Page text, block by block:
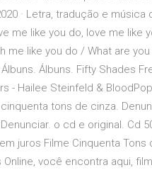
· Letra, tradução e música
me like you do, love me
me like you do / What are
Álbuns. Fifty Shades
- Hailee Steinfeld &
tons de cinza.
o cd e original. Cd
juros Filme Cinquenta
Online, você encontra aqui,